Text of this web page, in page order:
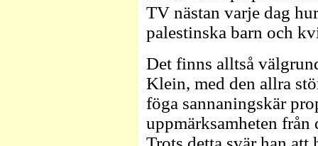
TV nästan varje dag
palestinska barn och
Det finns alltså
Klein, med den allra
föga sannaningskär
uppmärksamheten